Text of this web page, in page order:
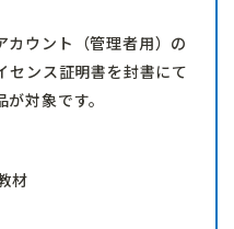
カウント（管理者用）の
センス証明書を封書にて
対象です。
材